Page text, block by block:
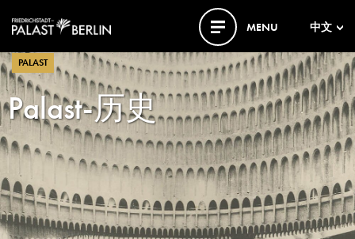
MENU 中文
PALAST
Palast-历史